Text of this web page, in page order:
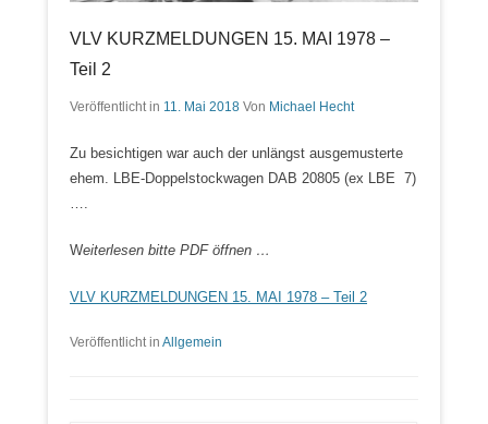
VLV KURZMELDUNGEN 15. MAI 1978 –
Teil 2
Veröffentlicht in 11. Mai 2018 Von Michael Hecht
Zu besichtigen war auch der unlängst ausgemusterte
ehem. LBE-Doppelstockwagen DAB 20805 (ex LBE 7)
Weiterlesen bitte PDF öffnen …
VLV KURZMELDUNGEN 15. MAI 1978 – Teil 2
Veröffentlicht in Allgemein